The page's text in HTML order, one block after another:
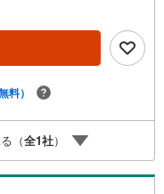
谷」駅まで直通で行ける
は永福町駅から徒歩5分の
の新耐震基準マンションで
レベーターが完備されて
設備環境も良好です。現
のため、購入後すぐの家
い合わせをお待ちしてお
料）
（全1社）